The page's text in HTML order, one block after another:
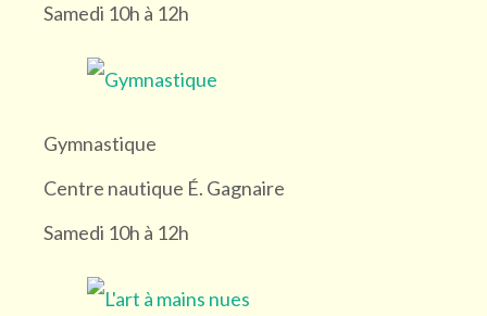
Samedi 10h à 12h
Gymnastique
Centre nautique É. Gagnaire
Samedi 10h à 12h